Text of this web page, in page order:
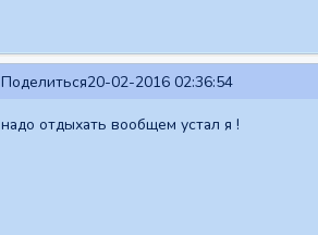
Поделиться20-02-2016 02:36:54
надо отдыхать вообщем устал я !